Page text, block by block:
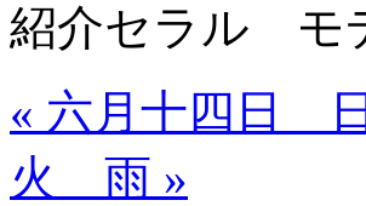
紹介セラル モ
« 六月十四日
火 雨 »